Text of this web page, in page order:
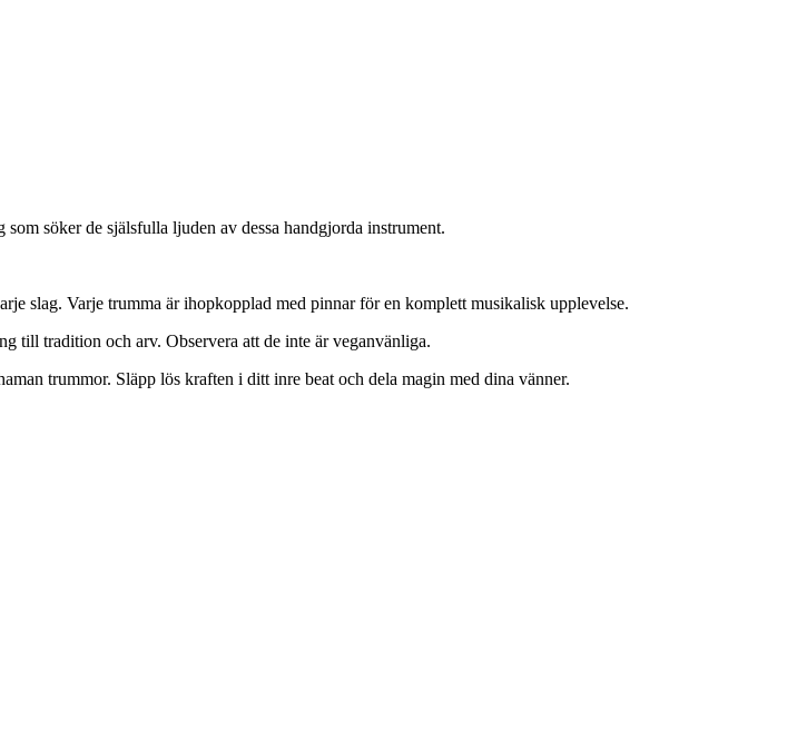
söker de själsfulla ljuden av dessa handgjorda instrument.
slag. Varje trumma är ihopkopplad med pinnar för en komplett musikalisk upplevelse.
till tradition och arv. Observera att de inte är veganvänliga.
trummor. Släpp lös kraften i ditt inre beat och dela magin med dina vänner.